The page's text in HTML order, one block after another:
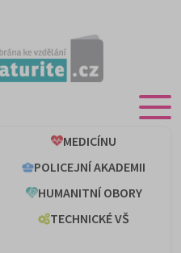
MEDICÍNU
POLICEJNÍ AKADEMII
HUMANITNÍ OBORY
TECHNICKÉ VŠ